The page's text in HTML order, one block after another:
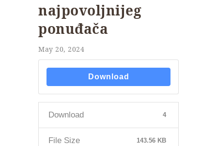
najpovoljnijeg
ponuđača
May 20, 2024
Download
Download 4
File Size 143.56 KB